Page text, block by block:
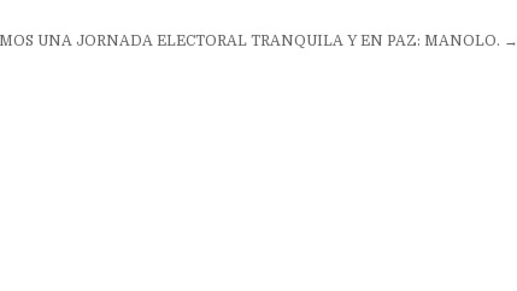
UNA JORNADA ELECTORAL TRANQUILA Y EN PAZ: MANOLO. →